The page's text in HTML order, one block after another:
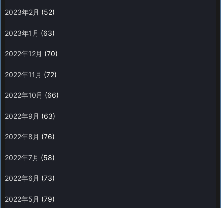
2023年2月 (52)
2023年1月 (63)
2022年12月 (70)
2022年11月 (72)
2022年10月 (66)
2022年9月 (63)
2022年8月 (76)
2022年7月 (58)
2022年6月 (73)
2022年5月 (79)